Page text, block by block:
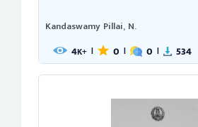
Kandaswamy Pillai, N.
4K+ | 0 | 0 | 534